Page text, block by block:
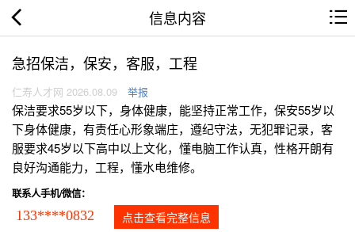
信息内容
急招保洁，保安，客服，工程
仁寿人才网 2026.08.09 举报
保洁要求55岁以下，身体健康，能坚持正常工作，保安55岁以
下身体健康，有责任心形象端庄，遵纪守法，无犯罪记录，客
服要求45岁以下高中以上文化，懂电脑工作认真，性格开朗有
良好沟通能力，工程，懂水电维修。
联系人手机/微信：
133****0832 点击查看完整信息